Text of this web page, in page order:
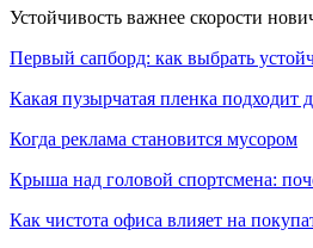
Устойчивость важнее скорости
Первый сапборд: как выбрать
Какая пузырчатая пленка подходит
Когда реклама становится мусором
Крыша над головой спортсмена:
Как чистота офиса влияет на